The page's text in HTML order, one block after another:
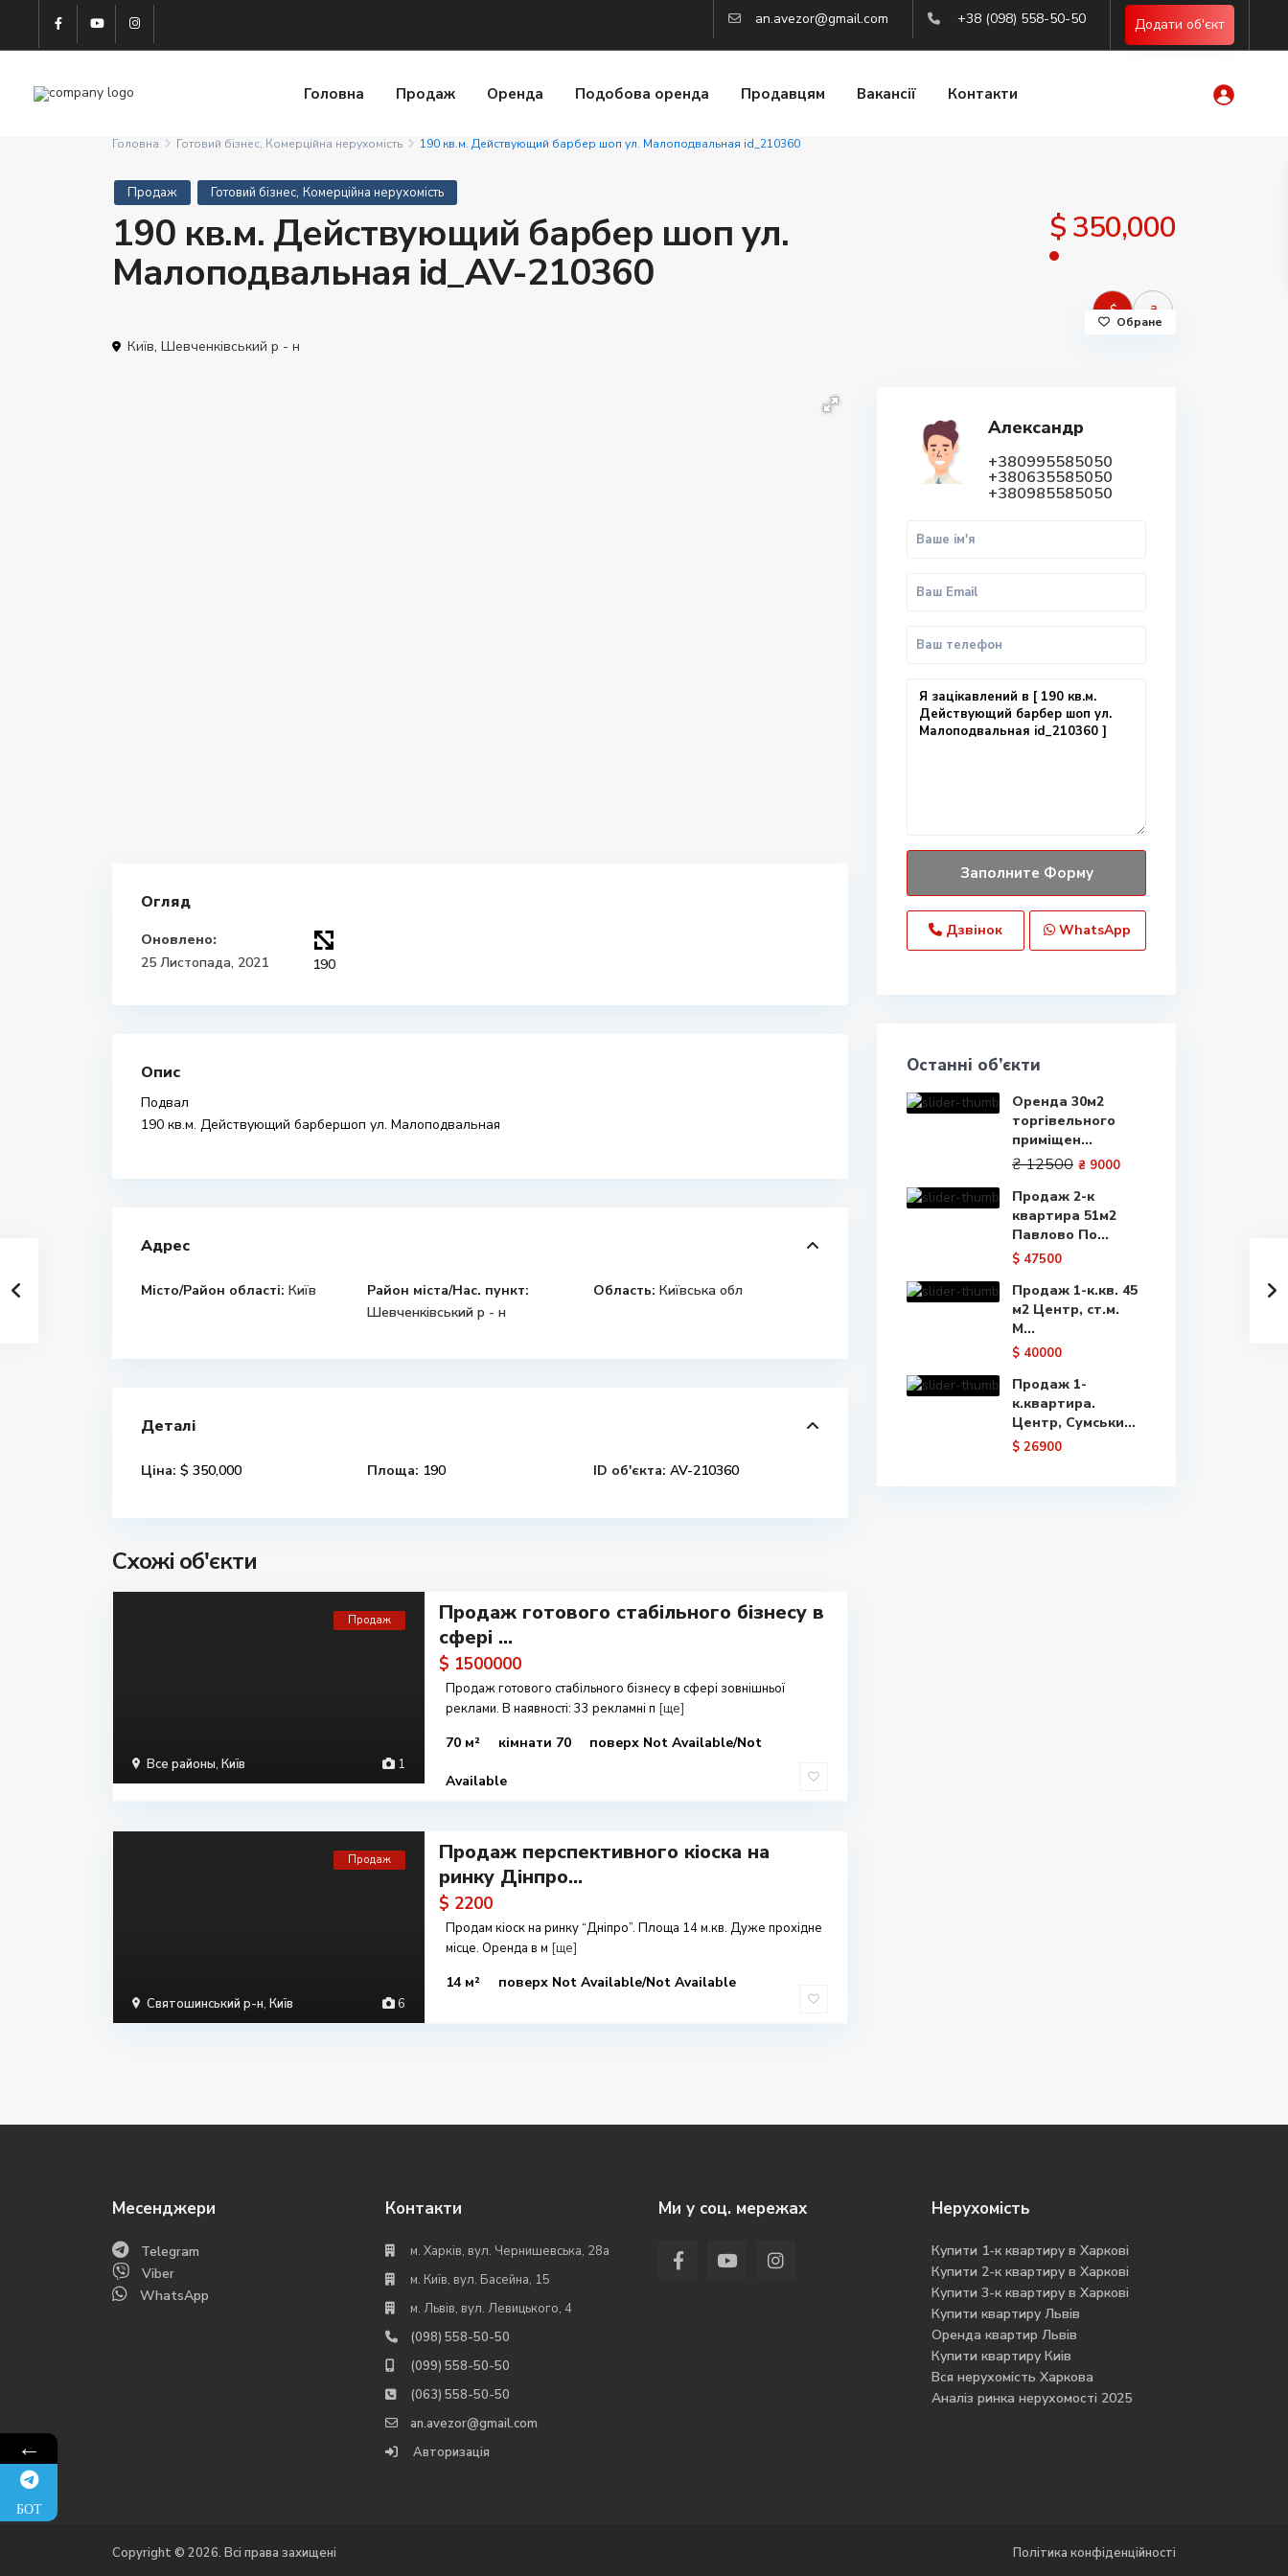
an.avezor@gmail.com +38 (098) 558-50-50 Додати об'єкт
Головна Продаж Оренда Подобова оренда Продавцям Вакансії Контакти
Головна Готовий бізнес, Комерційна нерухомість 190 кв.м. Действующий барбер шоп ул. Малоподвальная id_210360
Продаж Готовий бізнес, Комерційна нерухомість
190 кв.м. Действующий барбер шоп ул.
Малоподвальная id_AV-210360
$ 350,000
$ ₴
Київ, Шевченківський р - н
Обране
Огляд
Оновлено:
25 Листопада, 2021
190
Опис
Подвал
190 кв.м. Действующий барбершоп ул. Малоподвальная
Адрес
Місто/Район області: Київ
Район міста/Нас. пункт:
Шевченківський р - н
Область: Київська обл
Деталі
Ціна: $ 350,000 Площа: 190 ID об'єкта: AV-210360
Схожі об'єкти
1
Все районы, Київ
Продаж
Продаж готового стабільного бізнесу в
сфері ...
$ 1500000
Продаж готового стабільного бізнесу в сфері зовнішньої
реклами. В наявності: 33 рекламні п [ще]
70 м² кімнати 70 поверх Not Available/Not
Available
6
Святошинський р-н, Київ
Продаж
Продаж перспективного кіоска на
ринку Дінпро...
$ 2200
Продам кіоск на ринку “Дніпро”. Площа 14 м.кв. Дуже прохідне
місце. Оренда в м [ще]
14 м² поверх Not Available/Not Available
Александр
+380995585050
+380635585050
+380985585050
Дзвінок WhatsApp
Останні об’єкти
Оренда 30м2
торгівельного
приміщен...
₴ 12500 ₴ 9000
Продаж 2-к
квартира 51м2
Павлово По...
$ 47500
Продаж 1-к.кв. 45
м2 Центр, ст.м.
М...
$ 40000
Продаж 1-
к.квартира.
Центр, Сумськи...
$ 26900
Месенджери
Telegram
Viber
WhatsApp
Контакти
м. Харків, вул. Чернишевська, 28а
м. Київ, вул. Басейна, 15
м. Львів, вул. Левицького, 4
(098) 558-50-50
(099) 558-50-50
(063) 558-50-50
an.avezor@gmail.com
Авторизація
Ми у соц. мережах Нерухомість
Купити 1-к квартиру в Харкові
Купити 2-к квартиру в Харкові
Купити 3-к квартиру в Харкові
Купити квартиру Львів
Оренда квартир Львів
Купити квартиру Киів
Вся нерухомість Харкова
Аналіз ринка нерухомості 2025
Copyright © 2026. Всі права захищені Політика конфіденційності
←
БОТ